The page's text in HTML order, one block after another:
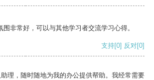
非常好，可以与其他学习者交流学习心得。
支持[0] 反对[0]
理，随时随地为我的办公提供帮助。我经常需要